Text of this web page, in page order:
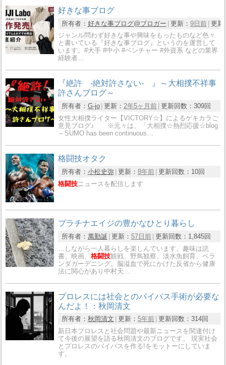
好きな事ブログ
所有者： 好きな事ブログ@ブロガー 更新： 9日前 更新
ジャンル問わず好きな事や興味をもったものなど色々
と書いている『好きな事ブログ』というのを運営して
います。#大手 #中小 #ベンチャー #外資系 などの業界
経験者…
『絶許 ‐絶対許さない‐ 』～大相撲不祥事
許さんブログ～
所有者： G-jo 更新： 2年5ヶ月前 更新回数： 309回
女性大相撲ライター【VICTORY☆】によるゲキカラご
意見ブログ♪ ※元々は、「大相撲☆熱烈応援☆blog
～SUMO has been continuous…
格闘技オタク
所有者： 小松史弥 更新： 8年前 更新回数： 10回
格闘技 ニュースを配信します
プラチナエイジの豊かなひとり暮らし
所有者： 萬勤誕 更新： 57日前 更新回数： 1,845回
…しながら一人暮らしを楽しんでいます。趣味は読
書、映画、格闘技観戦、野鳥観察、淡水魚飼育、ベラ
ンダガーデニング。脳溢血で死にかけた反省から健康
法に関心があり中村天…
プロレスには社会とのバイパス手術が必要な
んだよ！：秋岡清文
所有者： 秋岡清文 更新： 5年前 更新回数： 314回
新日本プロレスと社会問題や最新ニュースを関連付け
て今後の展望を語る秋岡清文のブログです。 現実社会
とプロレスのバイパスを作る!をモットーにしていま
す。